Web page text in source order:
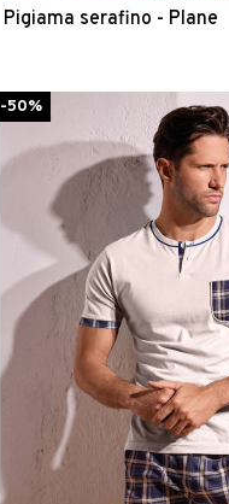
Pigiama serafino - Plane
-50%